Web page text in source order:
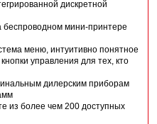
дискретной
беспроводном мини-принтере
меню, интуитивно понятное
управления для тех, кто
дилерским приборам
из более чем 200 доступных